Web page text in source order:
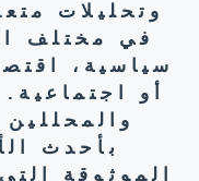
وتحليلات
في مختلف
سياسية،
أو
بأحدث
الموثوقة